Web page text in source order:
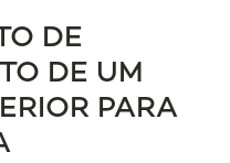
DE
DE UM
PARA